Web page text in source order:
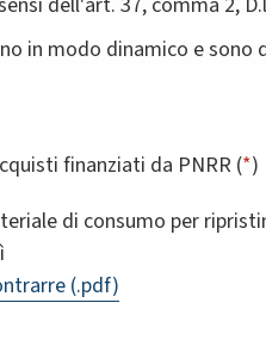
in modo dinamico e sono
finanziati da PNRR (*)
di consumo per
(.pdf)